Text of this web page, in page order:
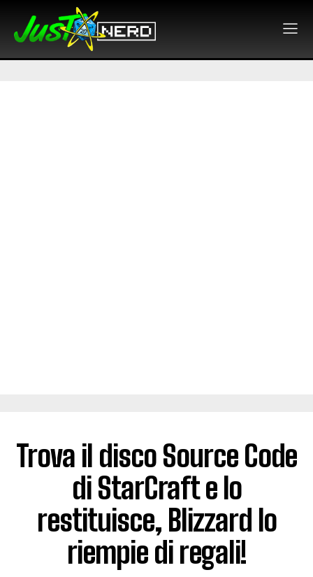
Trova il disco Source Code
di StarCraft e lo
restituisce, Blizzard lo
riempie di regali!